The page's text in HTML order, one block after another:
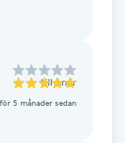
i benet.
till Amir
för 5 månader sedan